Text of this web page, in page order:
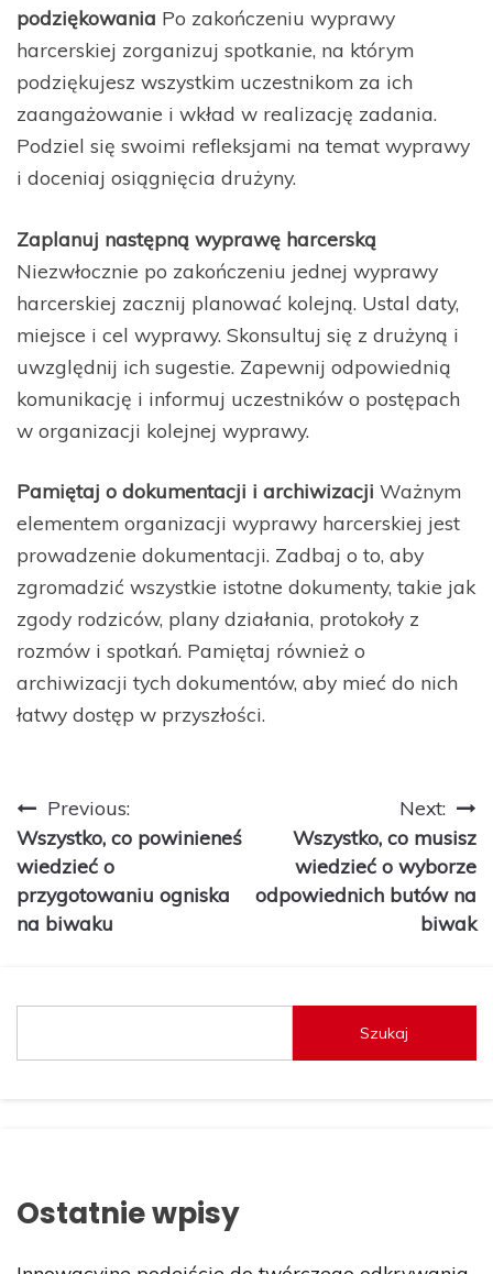
podziękowania Po zakończeniu wyprawy
harcerskiej zorganizuj spotkanie, na którym
podziękujesz wszystkim uczestnikom za ich
zaangażowanie i wkład w realizację zadania.
Podziel się swoimi refleksjami na temat wyprawy
i doceniaj osiągnięcia drużyny.
Zaplanuj następną wyprawę harcerską
Niezwłocznie po zakończeniu jednej wyprawy
harcerskiej zacznij planować kolejną. Ustal daty,
miejsce i cel wyprawy. Skonsultuj się z drużyną i
uwzględnij ich sugestie. Zapewnij odpowiednią
komunikację i informuj uczestników o postępach
w organizacji kolejnej wyprawy.
Pamiętaj o dokumentacji i archiwizacji Ważnym
elementem organizacji wyprawy harcerskiej jest
prowadzenie dokumentacji. Zadbaj o to, aby
zgromadzić wszystkie istotne dokumenty, takie jak
zgody rodziców, plany działania, protokoły z
rozmów i spotkań. Pamiętaj również o
archiwizacji tych dokumentów, aby mieć do nich
łatwy dostęp w przyszłości.
Nawigacja
wpisu
Previous:
Wszystko, co powinieneś
wiedzieć o
przygotowaniu ogniska
na biwaku
Next:
Wszystko, co musisz
wiedzieć o wyborze
odpowiednich butów na
biwak
Szukaj
Ostatnie wpisy